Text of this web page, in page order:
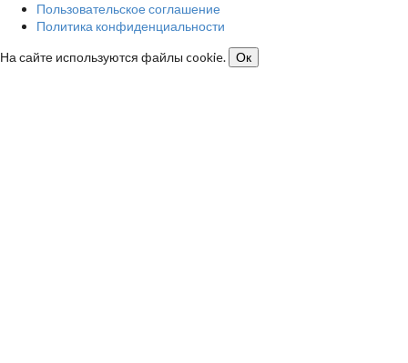
Пользовательское соглашение
Политика конфиденциальности
На сайте используются файлы cookie.
Ок